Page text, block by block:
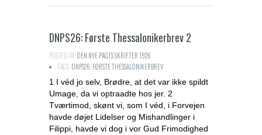
DNPS26: Første Thessalonikerbrev 2
POSTED IN:DEN NYE PAGTS SKRIFTER 1926
TAGS:DNPS26: FØRSTE THESSALONIKERBREV
1 I véd jo selv, Brødre, at det var ikke spildt
Umage, da vi optraadte hos jer. 2
Tværtimod, skønt vi, som I véd, i Forvejen
havde døjet Lidelser og Mishandlinger i
Filippi, havde vi dog i vor Gud Frimodighed